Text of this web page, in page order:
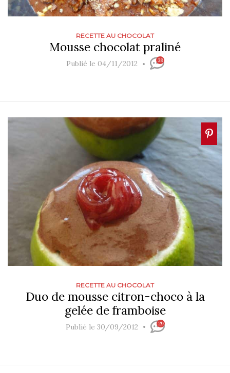
RECETTE AU CHOCOLAT
Mousse chocolat praliné
Publié le 04/11/2012 38
RECETTE AU CHOCOLAT
Duo de mousse citron-choco à la
gelée de framboise
Publié le 30/09/2012 29